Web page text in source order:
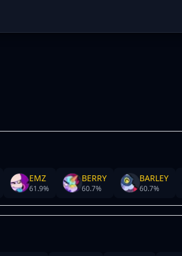
EMZ
61.9%
BERRY
60.7%
BARLEY
60.7%